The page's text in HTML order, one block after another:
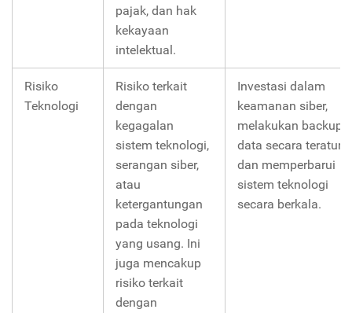
pajak, dan hak
kekayaan
intelektual.
Risiko
Teknologi
Risiko terkait
dengan
kegagalan
sistem teknologi,
serangan siber,
atau
ketergantungan
pada teknologi
yang usang. Ini
juga mencakup
risiko terkait
dengan
Investasi dalam
keamanan siber,
melakukan backup
data secara teratur,
dan memperbarui
sistem teknologi
secara berkala.